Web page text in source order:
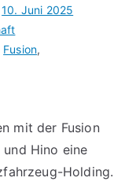
10. Juni 2025
Fusion,
mit der Fusion
Hino eine
Holding.